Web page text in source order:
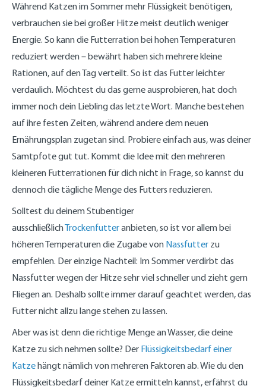
Während Katzen im Sommer mehr Flüssigkeit benötigen,
verbrauchen sie bei großer Hitze meist deutlich weniger
Energie. So kann die Futterration bei hohen Temperaturen
reduziert werden – bewährt haben sich mehrere kleine
Rationen, auf den Tag verteilt. So ist das Futter leichter
verdaulich. Möchtest du das gerne ausprobieren, hat doch
immer noch dein Liebling das letzte Wort. Manche bestehen
auf ihre festen Zeiten, während andere dem neuen
Ernährungsplan zugetan sind. Probiere einfach aus, was deiner
Samtpfote gut tut. Kommt die Idee mit den mehreren
kleineren Futterrationen für dich nicht in Frage, so kannst du
dennoch die tägliche Menge des Futters reduzieren.
Solltest du deinem Stubentiger
ausschließlichTrockenfutteranbieten, so ist vor allem bei
höheren Temperaturen die Zugabe von Nassfutter zu
empfehlen. Der einzige Nachteil: Im Sommer verdirbt das
Nassfutter wegen der Hitze sehr viel schneller und zieht gern
Fliegen an. Deshalb sollte immer darauf geachtet werden, das
Futter nicht allzu lange stehen zu lassen.
Aber was ist denn die richtige Menge an Wasser, die deine
Katze zu sich nehmen sollte? Der Flüssigkeitsbedarf einer
Katzehängt nämlich von mehreren Faktoren ab. Wie du den
Flüssigkeitsbedarf deiner Katze ermitteln kannst, erfährst du